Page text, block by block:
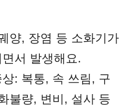
양, 장염 등 소화기가
서 발생해요.
: 복통, 속 쓰림, 구
불량, 변비, 설사 등